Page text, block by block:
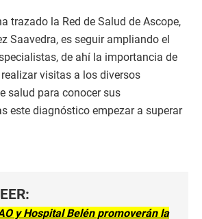
trazado la Red de Salud de Ascope,
Saavedra, es seguir ampliando el
de ahí la importancia de
visitas a los diversos
salud para conocer sus
este diagnóstico empezar a superar
y Hospital Belén promoverán la